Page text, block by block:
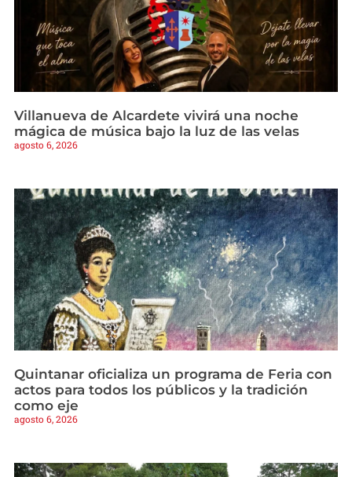
Villanueva de Alcardete vivirá una noche
mágica de música bajo la luz de las velas
agosto 6, 2026
Quintanar oficializa un programa de Feria con
actos para todos los públicos y la tradición
como eje
agosto 6, 2026